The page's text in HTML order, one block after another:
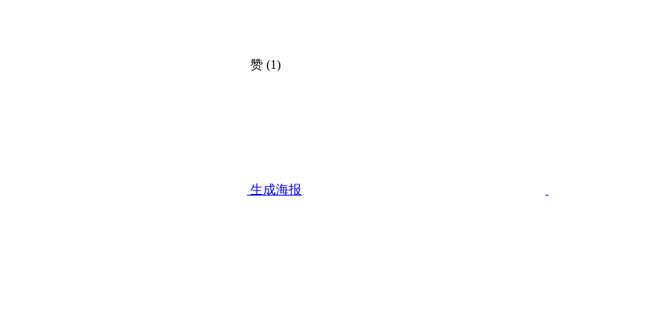
赞 (1)
生成海报